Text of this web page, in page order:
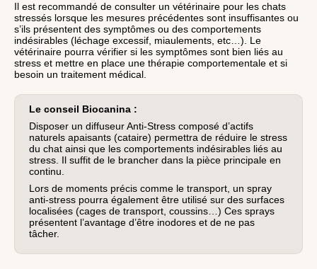
Il est recommandé de consulter un vétérinaire pour les chats
stressés lorsque les mesures précédentes sont insuffisantes ou
s’ils présentent des symptômes ou des comportements
indésirables (léchage excessif, miaulements, etc…). Le
vétérinaire pourra vérifier si les symptômes sont bien liés au
stress et mettre en place une thérapie comportementale et si
besoin un traitement médical.
Le conseil Biocanina :
Disposer un diffuseur Anti-Stress composé d’actifs
naturels apaisants (cataire) permettra de réduire le stress
du chat ainsi que les comportements indésirables liés au
stress. Il suffit de le brancher dans la pièce principale en
continu.
Lors de moments précis comme le transport, un spray
anti-stress pourra également être utilisé sur des surfaces
localisées (cages de transport, coussins…) Ces sprays
présentent l’avantage d’être inodores et de ne pas
tâcher.